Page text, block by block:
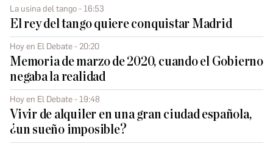
La usina del tango - 16:53
El rey del tango quiere conquistar Madrid
Hoy en El Debate - 20:20
Memoria de marzo de 2020, cuando el Gobierno
negaba la realidad
Hoy en El Debate - 19:48
Vivir de alquiler en una gran ciudad española,
¿un sueño imposible?